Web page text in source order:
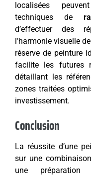
localisées
techniques de
d’effectuer des
l’harmonie visuelle
réserve de peinture
facilite les futures
détaillant les
zones traitées
investissement.
Conclusion
La réussite d’une
sur une
une préparation